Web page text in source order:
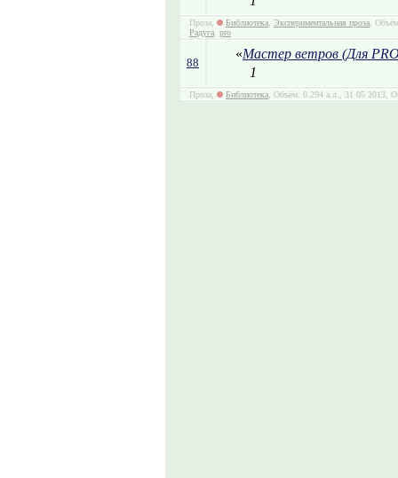
Проза, Библиотека Экспериментальная проза ,
Радуга pro
88
«Мастер ветров (Для
1
Проза, Библиотека , Объём: 0.294 а.л., 31 05 2013,